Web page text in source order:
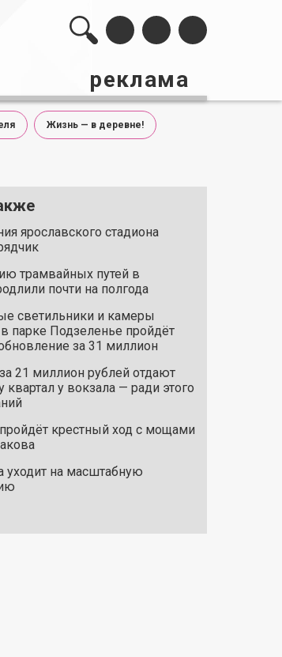
реклама
Жизнь — в деревне!
ярославского стадиона
трамвайных путей в
почти на полгода
светильники и камеры
парке Подзеленье пройдёт
за 31 миллион
21 миллион рублей отдают
квартал у вокзала — ради этого
крестный ход с мощами
уходит на масштабную